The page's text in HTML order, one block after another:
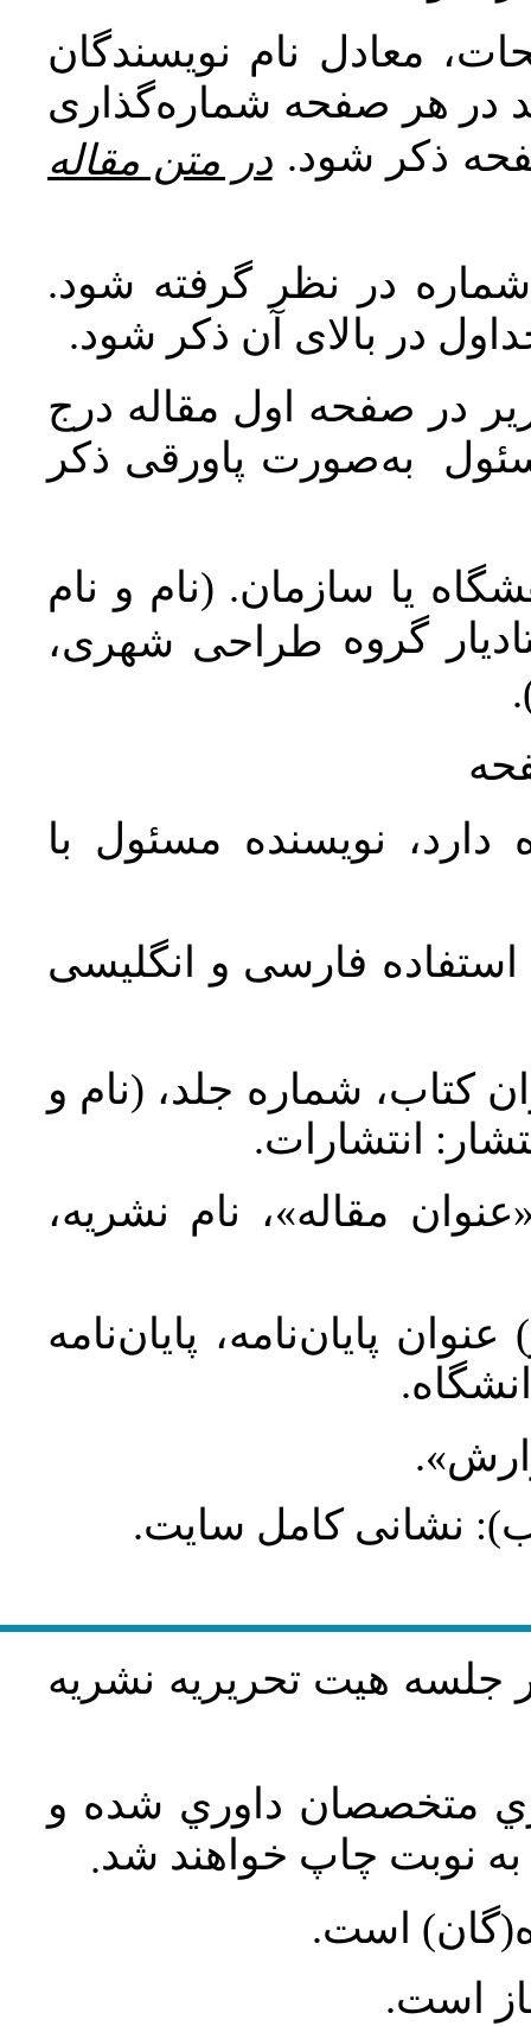
معادل نام نویسندگان
در هر صفحه شماره‌گذاری
ذکر شود. در متن مقاله
در نظر گرفته شود.
در بالای آن ذکر شود.
در صفحه اول مقاله درج
به‌صورت پاورقی ذکر
یا سازمان. (نام و نام
گروه طراحی شهری،
نویسنده مسئول با
استفاده فارسی و انگلیسی
کتاب، شماره جلد، (نام و
انتشارات.
مقاله»، نام نشریه،
پایان‌نامه، پایان‌نامه
نشانی کامل سایت.
جلسه هيت تحريريه نشريه
متخصصان داوري شده و
نوبت چاپ خواهند شد.
است.
است.